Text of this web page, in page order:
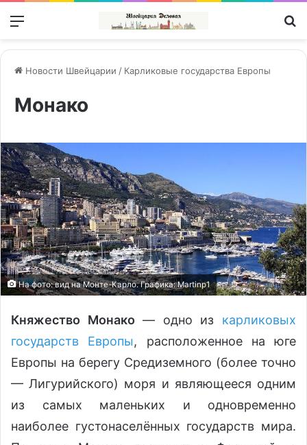
Меню
Новости Швейцарии / Карликовые государства Европы
Монако
На фото: вид на Монте-Карло. Графика: Martinp1
Княжество Монако— одно из карликовых
государств Европы, расположенное на юге
Европы на берегу Средиземного (более точно
— Лигурийского) моря и являющееся одним
из самых маленьких и одновременно
наиболее густонаселённых государств мира.